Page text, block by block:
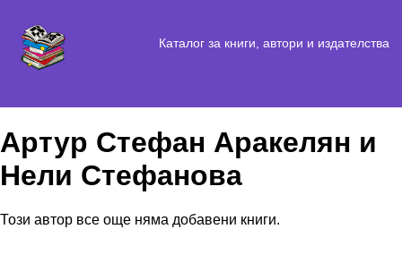
Каталог за книги, автори и издателства
Артур Стефан Аракелян и
Нели Стефанова
Този автор все още няма добавени книги.